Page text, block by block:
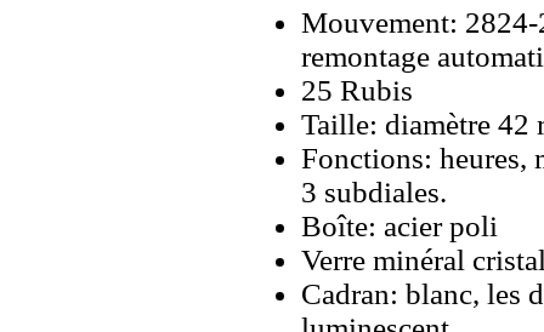
Mouvement: 2824-
remontage
25 Rubis
Taille: diamètre 42
Fonctions: heures,
3 subdiales.
Boîte: acier poli
Verre minéral
Cadran: blanc, les